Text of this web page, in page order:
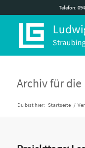
Telefon:
Archiv für
Du bist hier: Startseite /